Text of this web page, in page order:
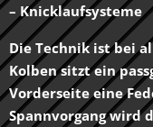
– Knicklaufsysteme
Die Technik ist bei
Kolben sitzt ein
Vorderseite eine
Spannvorgang wird